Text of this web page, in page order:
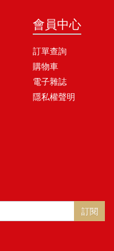
會員中心
訂單查詢
購物車
電子雜誌
隱私權聲明
訂閱